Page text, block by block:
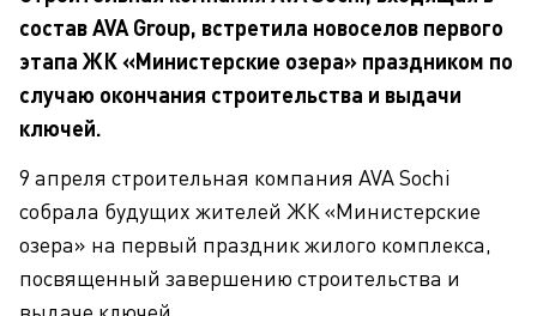
состав AVA Group, встретила новоселов первого
этапа ЖК «Министерские озера» праздником по
случаю окончания строительства и выдачи
ключей.
9 апреля строительная компания AVA Sochi
собрала будущих жителей ЖК «Министерские
озера» на первый праздник жилого комплекса,
посвященный завершению строительства и